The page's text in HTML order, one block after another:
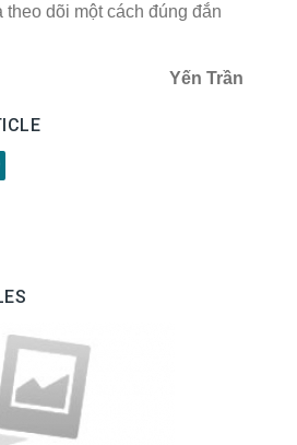
theo dõi một cách đúng đắn
Yến Trần